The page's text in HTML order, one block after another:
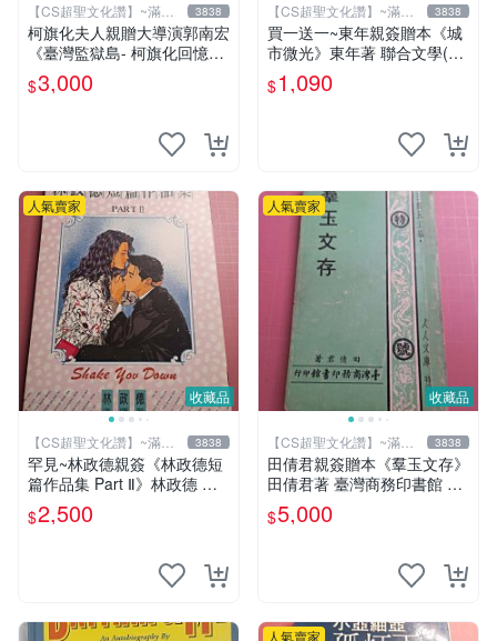
【CS超聖文化讚】~滿千
元送運
3838
柯旗化夫人親贈大導演郭南宏
《臺灣監獄島- 柯旗化回憶
錄》柯旗化著 第一出版社 20
02年修訂再版 【CS超聖文化
$3,000
【CS超聖文化讚】~滿千
元送運
3838
買一送一~東年親簽贈本《城
市微光》東年著 聯合文學(送
《大火》東年著 聯經) 【 CS
超聖文化讚】
$1,090
收藏品
人氣賣家
【CS超聖文化讚】~滿千
元送運
3838
罕見~林政德親簽《林政德短
篇作品集 Part Ⅱ》林政德 大
然【CS超聖文化讚】
$2,500
收藏品
人氣賣家
【CS超聖文化讚】~滿千
元送運
3838
田倩君親簽贈本《羣玉文存》
田倩君著 臺灣商務印書館 民
國61年初版 有劃註記【CS超
聖文化讚】
$5,000
人氣賣家